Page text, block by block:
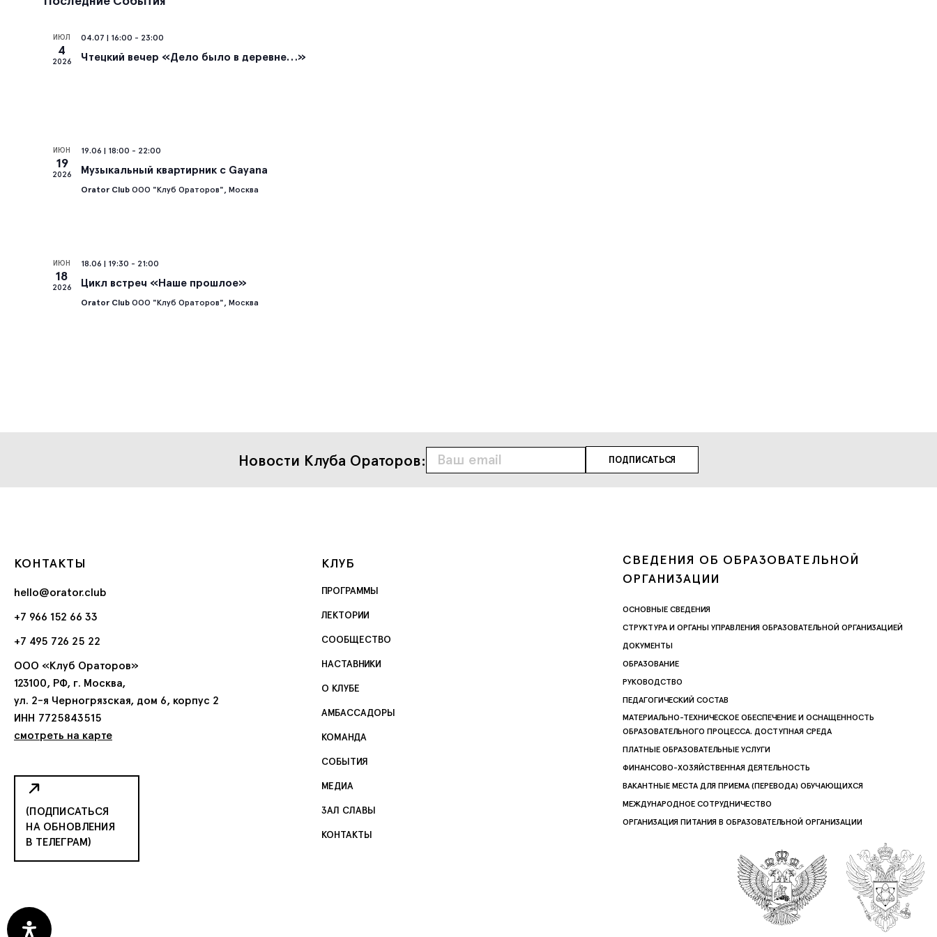
ИЮЛ
4
2026
04.07 | 16:00 - 23:00
Чтецкий вечер «Дело было в деревне…»
ИЮН
19
2026
19.06 | 18:00 - 22:00
Музыкальный квартирник с Gayana
Orator Club ООО "Клуб Ораторов", Москва
ИЮН
18
2026
18.06 | 19:30 - 21:00
Цикл встреч «Наше прошлое»
Orator Club ООО "Клуб Ораторов", Москва
Новости Клуба Ораторов:
КОНТАКТЫ
hello@orator.club
+7 966 152 66 33
+7 495 726 25 22
ООО «Клуб Ораторов»
123100, РФ, г. Москва,
ул. 2-я Черногрязская, дом 6, корпус 2
ИНН 7725843515
смотреть на карте
(ПОДПИСАТЬСЯ
НА ОБНОВЛЕНИЯ
В ТЕЛЕГРАМ)
КЛУБ
ПРОГРАММЫ
ЛЕКТОРИИ
СООБЩЕСТВО
НАСТАВНИКИ
О КЛУБЕ
АМБАССАДОРЫ
КОМАНДА
СОБЫТИЯ
МЕДИА
ЗАЛ СЛАВЫ
КОНТАКТЫ
СВЕДЕНИЯ ОБ ОБРАЗОВАТЕЛЬНОЙ
ОРГАНИЗАЦИИ
ОСНОВНЫЕ СВЕДЕНИЯ
СТРУКТУРА И ОРГАНЫ УПРАВЛЕНИЯ ОБРАЗОВАТЕЛЬНОЙ ОРГАНИЗАЦИЕЙ
ДОКУМЕНТЫ
ОБРАЗОВАНИЕ
РУКОВОДСТВО
ПЕДАГОГИЧЕСКИЙ СОСТАВ
МАТЕРИАЛЬНО-ТЕХНИЧЕСКОЕ ОБЕСПЕЧЕНИЕ И ОСНАЩЕННОСТЬ
ОБРАЗОВАТЕЛЬНОГО ПРОЦЕССА. ДОСТУПНАЯ СРЕДА
ПЛАТНЫЕ ОБРАЗОВАТЕЛЬНЫЕ УСЛУГИ
ФИНАНСОВО-ХОЗЯЙСТВЕННАЯ ДЕЯТЕЛЬНОСТЬ
ВАКАНТНЫЕ МЕСТА ДЛЯ ПРИЕМА (ПЕРЕВОДА) ОБУЧАЮЩИХСЯ
МЕЖДУНАРОДНОЕ СОТРУДНИЧЕСТВО
ОРГАНИЗАЦИЯ ПИТАНИЯ В ОБРАЗОВАТЕЛЬНОЙ ОРГАНИЗАЦИИ